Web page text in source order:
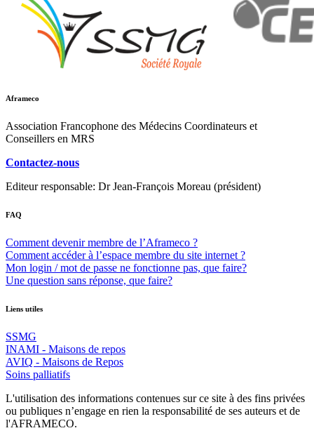
Aframeco
Association Francophone des Médecins Coordinateurs et
Conseillers en MRS
Contactez-nous
Editeur responsable: Dr Jean-François Moreau (président)
FAQ
Comment devenir membre de l’Aframeco ?
Comment accéder à l’espace membre du site internet ?
Mon login / mot de passe ne fonctionne pas, que faire?
Une question sans réponse, que faire?
Liens utiles
SSMG
INAMI - Maisons de repos
AVIQ - Maisons de Repos
Soins palliatifs
L'utilisation des informations contenues sur ce site à des fins privées
ou publiques n’engage en rien la responsabilité de ses auteurs et de
l'AFRAMECO.